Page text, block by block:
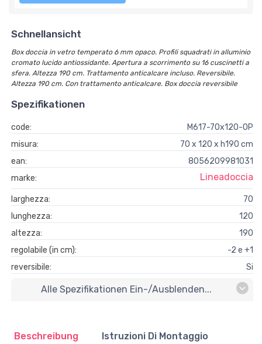
Schnellansicht
Box doccia in vetro temperato 6 mm opaco. Profili squadrati in alluminio
cromato lucido antiossidante. Apertura a scorrimento su 16 cuscinetti a
sfera. Altezza 190 cm. Trattamento anticalcare incluso. Reversibile.
Altezza 190 cm. Con trattamento anticalcare. Box doccia reversibile
Spezifikationen
code:
M617-70x120-OP
misura:
70 x 120 x h190 cm
ean:
8056209981031
marke:
Lineadoccia
larghezza:
70
lunghezza:
120
altezza:
190
regolabile (in cm):
-2 e +1
reversibile:
Si
Alle Spezifikationen Ein-/ausblenden...
Beschreibung Istruzioni Di Montaggio